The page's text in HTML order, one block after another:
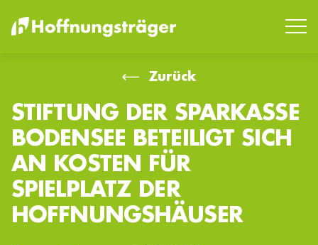
SUCHEN
Zurück
STIFTUNG DER SPARKASSE
BODENSEE BETEILIGT SICH
AN KOSTEN FÜR
SPIELPLATZ DER
HOFFNUNGSHÄUSER